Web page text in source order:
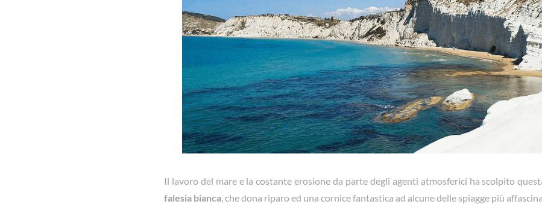
Il lavoro del mare e la costante erosione da parte degli agenti atmosferici ha scolpito questa
falesia bianca, che dona riparo ed una cornice fantastica ad alcune delle spiagge più